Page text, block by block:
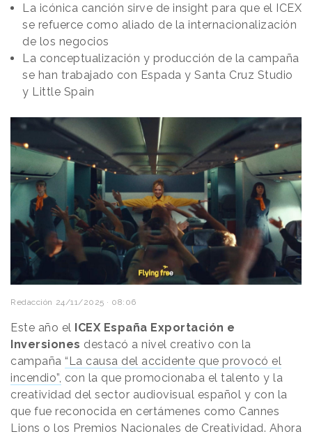
La icónica canción sirve de insight para que el ICEX
se refuerce como aliado de la internacionalización
de los negocios
La conceptualización y producción de la campaña
se han trabajado con Espada y Santa Cruz Studio
y Little Spain
Redacción 24/11/2025 · 08:06
Este año el ICEX España Exportación e
Inversiones destacó a nivel creativo con la
campaña “La causa del accidente que provocó el
incendio”, con la que promocionaba el talento y la
creatividad del sector audiovisual español y con la
que fue reconocida en certámenes como Cannes
Lions o los Premios Nacionales de Creatividad. Ahora